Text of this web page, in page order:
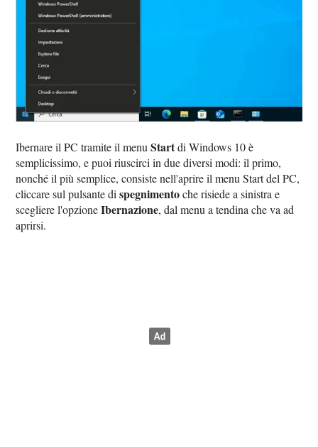
Ibernare il PC tramite il menuStartdi Windows 10 è
semplicissimo, e puoi riuscirci in due diversi modi: il primo,
nonché il più semplice, consiste nell'aprire il menu Start del PC,
cliccare sul pulsante dispegnimentoche risiede a sinistra e
scegliere l'opzioneIbernazione, dal menu a tendina che va ad
aprirsi.